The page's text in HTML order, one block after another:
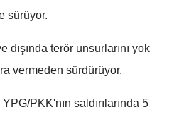
Mardin
Muş
Nevşehir
sürüyor.
terör unsurlarını yok
vermeden sürdürüyor.
PKK'nın saldırılarında 5